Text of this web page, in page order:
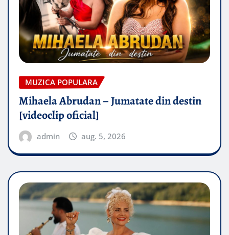
MUZICA POPULARA
Mihaela Abrudan – Jumatate din destin
[videoclip oficial]
admin aug. 5, 2026